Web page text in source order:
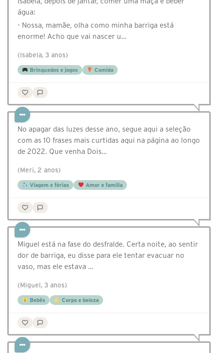
água:
- Nossa, mamãe, olha como minha barriga está
enorme! Acho que vai nascer u…
(Isabela, 3 anos)
Brinquedos e jogos Comida
No apagar das luzes desse ano, segue aqui a seleção
com as 10 frases mais curtidas aqui na página ao longo
de 2022. Que venha Dois…
(Meri, 2 anos)
Viagem e férias Amor e família
Miguel está na fase do desfralde. Certa noite, ao sentir
dor de barriga, eu disse para ele tentar evacuar no
vaso, mas ele estava …
(Miguel, 3 anos)
Bebês Corpo e beleza